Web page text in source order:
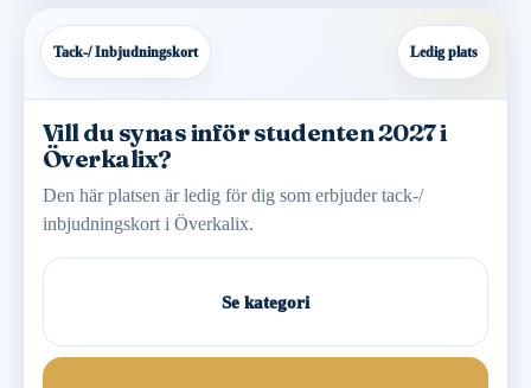
Tack-/ Inbjudningskort Ledig plats
Vill du synas inför studenten 2027 i
Överkalix?
Den här platsen är ledig för dig som erbjuder tack-/
inbjudningskort i Överkalix.
Se kategori